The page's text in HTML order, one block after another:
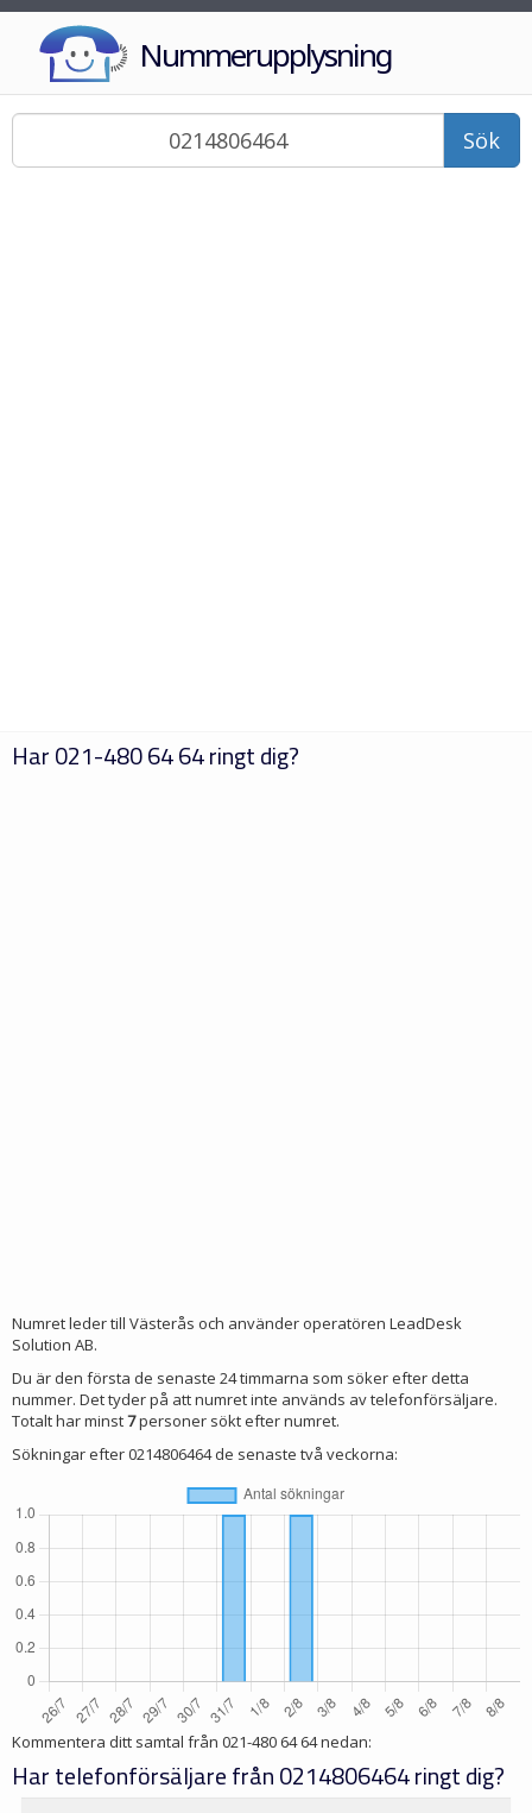
Nummerupplysning
Sök
Har021-480 64 64ringt dig?
Numret leder till Västerås och använder operatören LeadDesk
Solution AB.
Du är den första de senaste 24 timmarna som söker efter detta
nummer. Det tyder på att numret inte används av telefonförsäljare.
Totalt har minst7personer sökt efter numret.
Sökningar efter 0214806464 de senaste två veckorna:
Kommentera ditt samtal från 021-480 64 64nedan:
Har telefonförsäljare från 0214806464 ringt dig?